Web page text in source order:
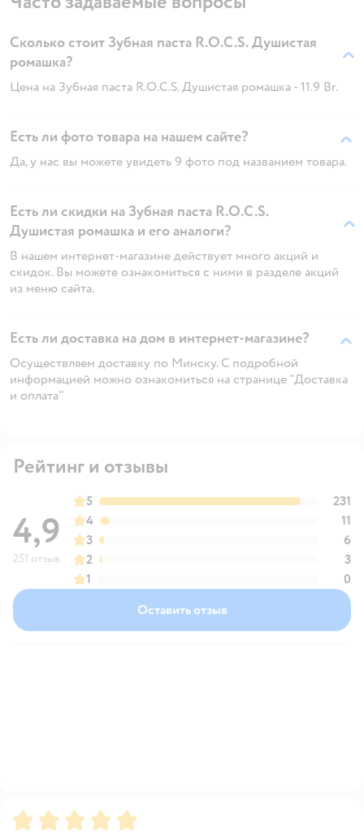
Сколько стоит Зубная паста R.O.C.S. Душистая
ромашка?
Цена на Зубная паста R.O.C.S. Душистая ромашка - 11.9 Br.
Есть ли фото товара на нашем сайте?
Да, у нас вы можете увидеть 9 фото под названием товара.
Есть ли скидки на Зубная паста R.O.C.S.
Душистая ромашка и его аналоги?
В нашем интернет-магазине действует много акций и
скидок. Вы можете ознакомиться с ними в разделе акций
из меню сайта.
Есть ли доставка на дом в интернет-магазине?
Осуществляем доставку по Минску. С подробной
информацией можно ознакомиться на странице "Доставка
и оплата"
Рейтинг и отзывы
4,9
251 отзыв
5
231
4
11
3
6
2
3
1
0
Оставить отзыв
Рейтинг:5